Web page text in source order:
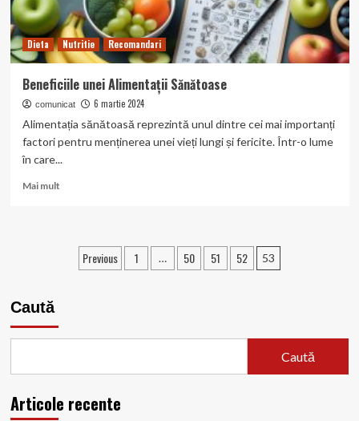
Dieta Nutritie Recomandari
Beneficiile unei Alimentații Sănătoase
comunicat 6 martie 2024
Alimentația sănătoasă reprezintă unul dintre cei mai importanți
factori pentru menținerea unei vieți lungi și fericite. Într-o lume
în care...
Mai multRead
Alimentații
Paginație
Previous 1 … 50 51 52 53
Caută
Caută
Articole recente